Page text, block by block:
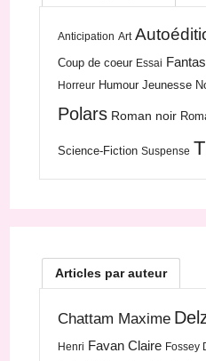
Anticipation Art
Coup de coeur Essai
Horreur Humour Jeunesse
Polars Roman noir
Science-Fiction Suspense
Articles par auteur
Chattam Maxime
Henri Favan Claire Fossey